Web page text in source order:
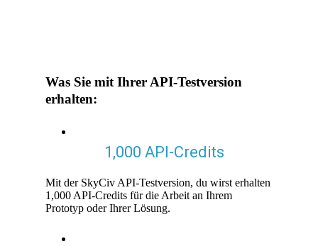
Was Sie mit Ihrer API-Testversion
erhalten:
1,000 API-Credits
Mit der SkyCiv API-Testversion, du wirst erhalten
1,000 API-Credits für die Arbeit an Ihrem
Prototyp oder Ihrer Lösung.